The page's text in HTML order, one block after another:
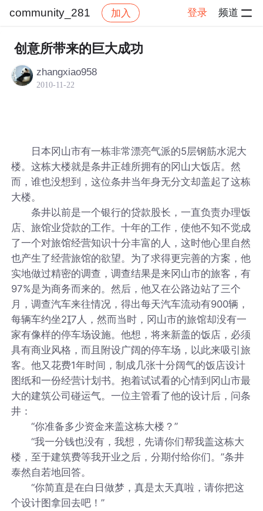
community_281 加入 登录 频道
社区 community_281 帖子详情
创意所带来的巨大成功
zhangxiao958
2010-11-22
日本冈山市有一栋非常漂亮气派的5层钢筋水泥大
楼。这栋大楼就是条井正雄所拥有的冈山大饭店。然
而，谁也没想到，这位条井当年身无分文却盖起了这栋
大楼。
条井以前是一个银行的贷款股长，一直负责办理饭
店、旅馆业贷款的工作。十年的工作，使他不知不觉成
了一个对旅馆经营知识十分丰富的人，这时他心里自然
也产生了经营旅馆的欲望。为了求得更完善的方案，他
实地做过精密的调查，调查结果是来冈山市的旅客，有
97%是为商务而来的。然后，他又在公路边站了三个
月，调查汽车来往情况，得出每天汽车流动有900辆，
每辆车约坐27人，然而当时，冈山市的旅馆却没有一
家有像样的停车场设施。他想，将来新盖的饭店，必须
具有商业风格，而且附设广阔的停车场，以此来吸引旅
客。他又花费1年时间，制成几张十分阔气的饭店设计
图纸和一份经营计划书。抱着试试看的心情到冈山市最
大的建筑公司碰运气。一位主管看了他的设计后，问条
井：
“你准备多少资金来盖这栋大楼？”
“我一分钱也没有，我想，先请你们帮我盖这栋大
楼，至于建筑费等我开业之后，分期付给你们。”条井
泰然自若地回答。
“你简直是在白日做梦，真是太天真啦，请你把这
个设计图拿回去吧！”